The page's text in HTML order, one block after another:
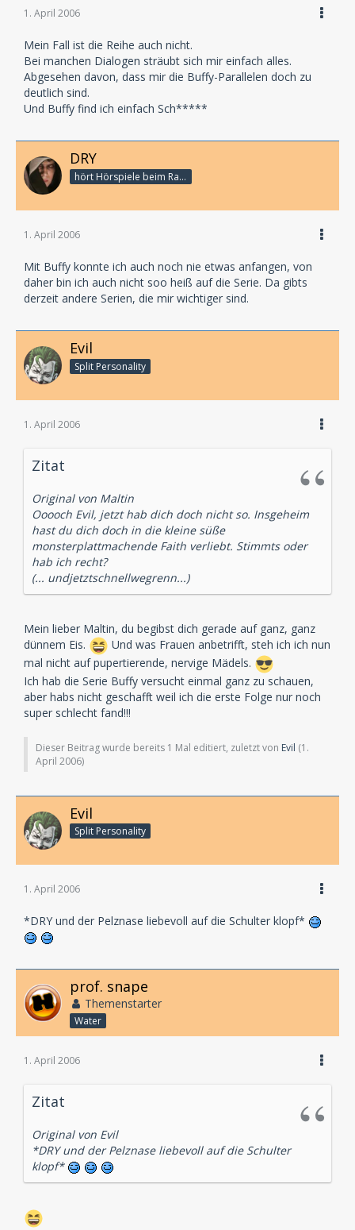
1. April 2006
Mein Fall ist die Reihe auch nicht.
Bei manchen Dialogen sträubt sich mir einfach alles.
Abgesehen davon, dass mir die Buffy-Parallelen doch zu
deutlich sind.
Und Buffy find ich einfach Sch*****
DRY
hört Hörspiele beim Rasenmähen
1. April 2006
Mit Buffy konnte ich auch noch nie etwas anfangen, von
daher bin ich auch nicht soo heiß auf die Serie. Da gibts
derzeit andere Serien, die mir wichtiger sind.
Evil
Split Personality
1. April 2006
Zitat
Original von Maltin
Ooooch Evil, jetzt hab dich doch nicht so. Insgeheim
hast du dich doch in die kleine süße
monsterplattmachende Faith verliebt. Stimmts oder
hab ich recht?
(... undjetztschnellwegrenn...)
Mein lieber Maltin, du begibst dich gerade auf ganz, ganz
dünnem Eis.
Und was Frauen anbetrifft, steh ich ich nun
mal nicht auf pupertierende, nervige Mädels.
Ich hab die Serie Buffy versucht einmal ganz zu schauen,
aber habs nicht geschafft weil ich die erste Folge nur noch
super schlecht fand!!!
Dieser Beitrag wurde bereits 1 Mal editiert, zuletzt von Evil (1.
April 2006)
Evil
Split Personality
1. April 2006
*DRY und der Pelznase liebevoll auf die Schulter klopf*
prof. snape
Themenstarter
Water
1. April 2006
Zitat
Original von Evil
*DRY und der Pelznase liebevoll auf die Schulter
klopf*